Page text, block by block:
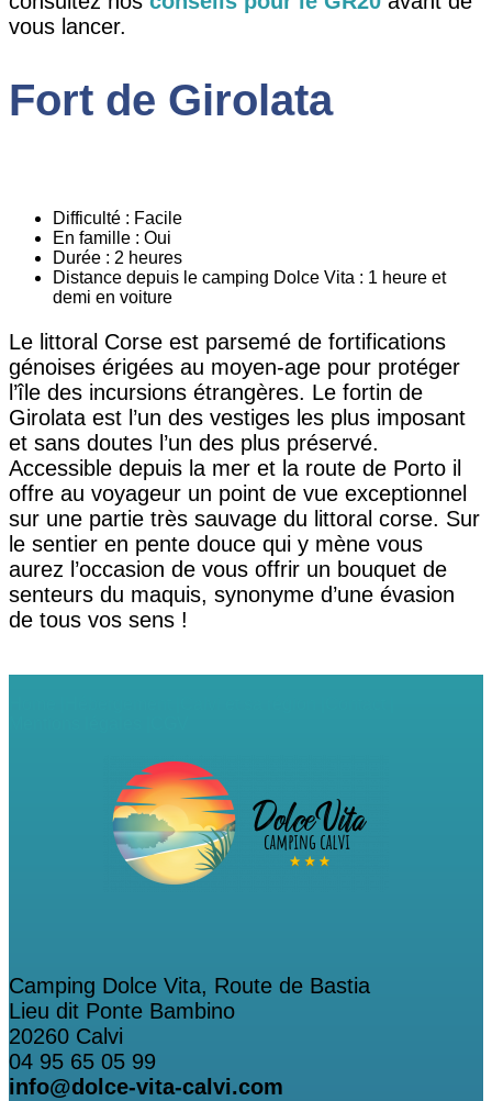
vous lancer.
Fort de Girolata
Difficulté : Facile
En famille : Oui
Durée : 2 heures
Distance depuis le camping Dolce Vita : 1 heure et
demi en voiture
Le littoral Corse est parsemé de fortifications
génoises érigées au moyen-age pour protéger
l’île des incursions étrangères. Le fortin de
Girolata est l’un des vestiges les plus imposant
et sans doutes l’un des plus préservé.
Accessible depuis la mer et la route de Porto il
offre au voyageur un point de vue exceptionnel
sur une partie très sauvage du littoral corse. Sur
le sentier en pente douce qui y mène vous
aurez l’occasion de vous offrir un bouquet de
senteurs du maquis, synonyme d’une évasion
de tous vos sens !
Camping Dolce Vita, Route de Bastia
Lieu dit Ponte Bambino
20260 Calvi
04 95 65 05 99
info@dolce-vita-calvi.com